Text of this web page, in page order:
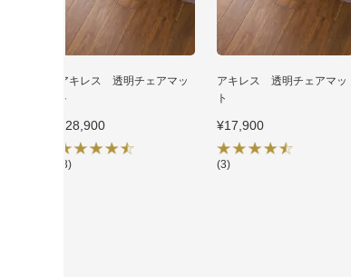
アキレス 透明チェアマッ
ト
¥28,900
(3)
アキレス 透明チェアマッ
ト
¥17,900
(3)